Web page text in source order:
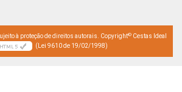
à proteção de direitos autorais. Copyright© Cestas Ideal
(Lei 9610 de 19/02/1998)